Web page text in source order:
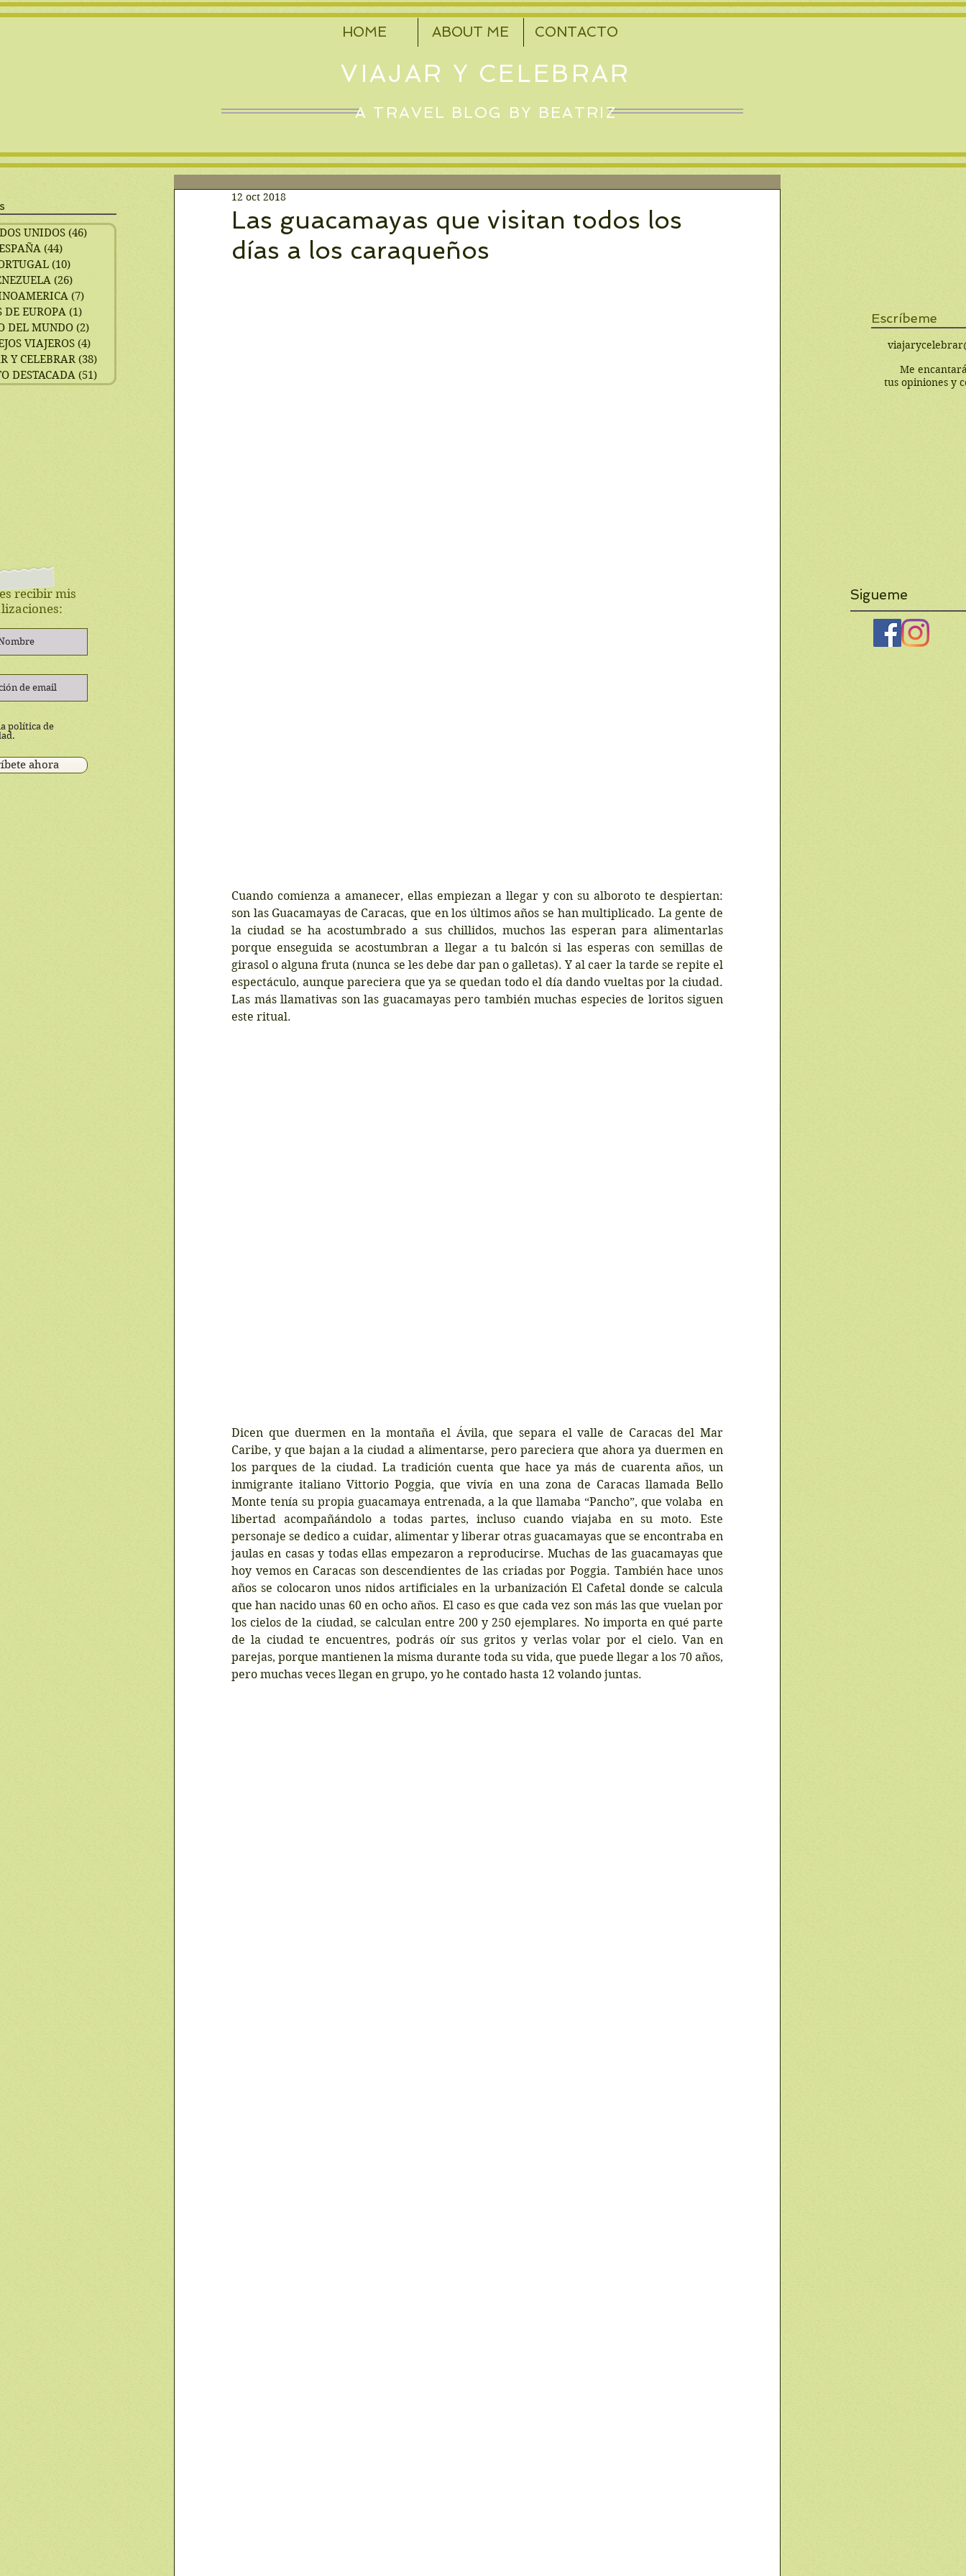
VIAJAR Y CELEBRAR
A TRAVEL BLOG BY BEATRIZ
HOME ABOUT ME CONTACTO
Las guacamayas que visitan todos los
días a los caraqueños
12 oct 2018
Cuando comienza a amanecer, ellas empiezan a llegar y con su alboroto te despiertan:
son las Guacamayas de Caracas, que en los últimos años se han multiplicado. La gente de
la ciudad se ha acostumbrado a sus chillidos, muchos las esperan para alimentarlas
porque enseguida se acostumbran a llegar a tu balcón si las esperas con semillas de
girasol o alguna fruta (nunca se les debe dar pan o galletas). Y al caer la tarde se repite el
espectáculo, aunque pareciera que ya se quedan todo el día dando vueltas por la ciudad.
Las más llamativas son las guacamayas pero también muchas especies de loritos siguen
este ritual.
Dicen que duermen en la montaña el Ávila, que separa el valle de Caracas del Mar
Caribe, y que bajan a la ciudad a alimentarse, pero pareciera que ahora ya duermen en
los parques de la ciudad. La tradición cuenta que hace ya más de cuarenta años, un
inmigrante italiano Vittorio Poggia, que vivía en una zona de Caracas llamada Bello
Monte tenía su propia guacamaya entrenada, a la que llamaba “Pancho”, que volaba  en
libertad acompañándolo a todas partes, incluso cuando viajaba en su moto. Este
personaje se dedico a cuidar, alimentar y liberar otras guacamayas que se encontraba en
jaulas en casas y todas ellas empezaron a reproducirse. Muchas de las guacamayas que
hoy vemos en Caracas son descendientes de las criadas por Poggia. También hace unos
años se colocaron unos nidos artificiales en la urbanización El Cafetal donde se calcula
que han nacido unas 60 en ocho años. El caso es que cada vez son más las que vuelan por
los cielos de la ciudad, se calculan entre 200 y 250 ejemplares. No importa en qué parte
de la ciudad te encuentres, podrás oír sus gritos y verlas volar por el cielo. Van en
parejas, porque mantienen la misma durante toda su vida, que puede llegar a los 70 años,
pero muchas veces llegan en grupo, yo he contado hasta 12 volando juntas.
Escríbeme
Me
tus opiniones y
política de
ahora
recibir mis
UNIDOS (46) 46 entradas
(44)44 entradas
(10)10 entradas
(26)
(7)7 entradas
DE EUROPA (1)
DEL MUNDO (2)
VIAJEROS (4)
Y CELEBRAR (38)38 entradas
DESTACADA (51)
Sigueme